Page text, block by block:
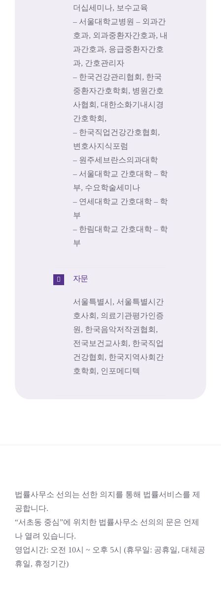
더십세미나, 보수교육
– 서울대학교병원 – 외과간
호과, 외과중환자간호과, 내
과간호과, 응급중환자간호
과, 간호관리자
– 한국건강관리협회, 한국
중환자간호학회, 병원간호
사협회, 대한소화기내시경
간호학회,
– 한국직업건강간호협회,
변호사지식포럼
– 원주세브란스의과대학
– 서울대학교 간호대학 – 학
부, 수요학술세미나
– 연세대학교 간호대학 – 학
부
– 한림대학교 간호대학 – 학
부
자문
서울특별시, 서울특별시간
호사회, 의료기관평가인증
원, 한국음악저작권협회,
전국보건교사회, 한국직업
건강협회, 한국지역사회간
호학회, 인포메디텍
법률사무소 선의는 선한 의지를 통해 법률서비스를 제
공합니다.
“서초동 중심”에 위치한 법률사무소 선의의 문은 언제
나 열려 있습니다.
영업시간: 오전 10시 ~ 오후 5시 (휴무일: 공휴일, 대체공
휴일, 휴정기간)